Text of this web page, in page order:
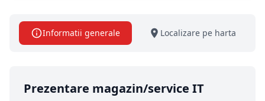
Informatii generale Localizare pe harta
Prezentare magazin/service IT